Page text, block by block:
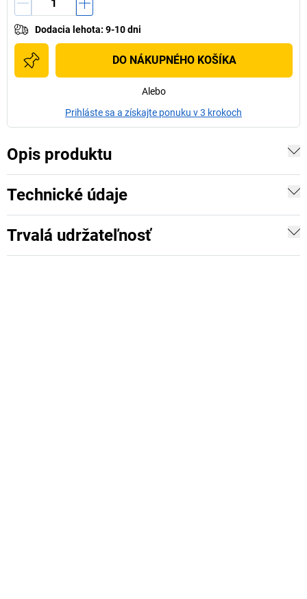
Dodacia lehota: 9-10 dni
DO NÁKUPNÉHO KOŠÍKA
Alebo
Prihláste sa a získajte ponuku v 3 krokoch
Opis produktu
Technické údaje
Trvalá udržateľnosť